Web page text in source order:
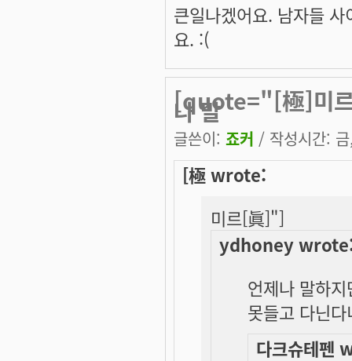
큰일나겠어요. 남자들
요. :(
[quote="[極]미
나 말
글쓴이: 죠커 / 작성시간:
[極 wrote:
미르[眞]"]
ydhoney
언제나 말하
못들고 다닌
다크슈테펜